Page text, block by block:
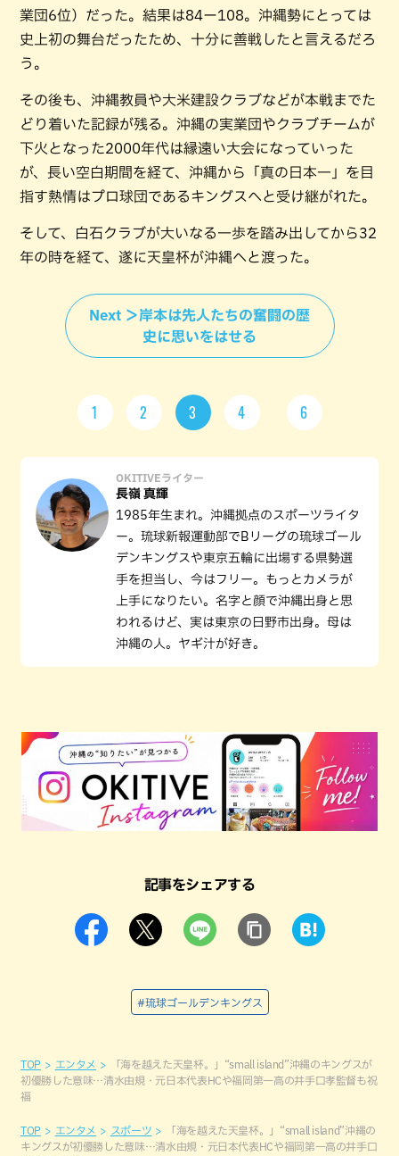
業団6位）だった。結果は84ー108。沖縄勢にとっては
史上初の舞台だったため、十分に善戦したと言えるだろ
う。
その後も、沖縄教員や大米建設クラブなどが本戦までた
どり着いた記録が残る。沖縄の実業団やクラブチームが
下火となった2000年代は縁遠い大会になっていった
が、長い空白期間を経て、沖縄から「真の日本一」を目
指す熱情はプロ球団であるキングスへと受け継がれた。
そして、白石クラブが大いなる一歩を踏み出してから32
年の時を経て、遂に天皇杯が沖縄へと渡った。
Next ＞岸本は先人たちの奮闘の歴
史に思いをはせる
1 2 3 4 6
OKITIVEライター
長嶺 真輝
1985年生まれ。沖縄拠点のスポーツライタ
ー。琉球新報運動部でBリーグの琉球ゴール
デンキングスや東京五輪に出場する県勢選
手を担当し、今はフリー。もっとカメラが
上手になりたい。名字と顔で沖縄出身と思
われるけど、実は東京の日野市出身。母は
沖縄の人。ヤギ汁が好き。
記事をシェアする
#琉球ゴールデンキングス
TOP エンタメ
「海を越えた天皇杯。」“small island”沖縄のキングスが
初優勝した意味…清水由規・元日本代表HCや福岡第一高の井手口孝監督も祝
福
TOP エンタメ スポーツ
「海を越えた天皇杯。」“small island”沖縄の
キングスが初優勝した意味…清水由規・元日本代表HCや福岡第一高の井手口